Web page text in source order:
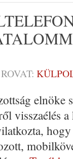
ROVAT:
elnöke
visszaélés